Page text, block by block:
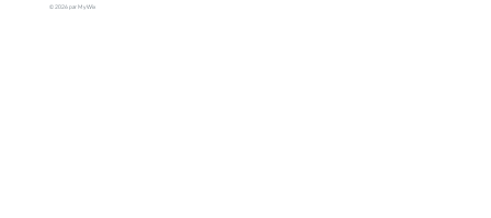
© 2026 par My Wix